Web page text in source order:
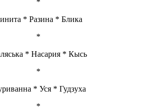
*
* Разина * Блика
*
* Насария * Кысь
*
* Уся * Гудзуха
*